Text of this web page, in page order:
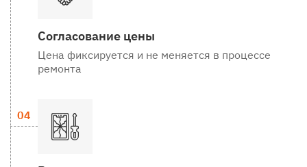
Согласование цены
Цена фиксируется и не меняется в процессе
ремонта